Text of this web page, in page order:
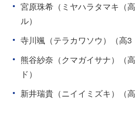
宮原珠希（ミヤハラタマキ（
ル）
寺川颯（テラカワソウ）（高3
熊谷紗奈（クマガイサナ）（
ド）
新井瑞貴（ニイイミズキ）（高